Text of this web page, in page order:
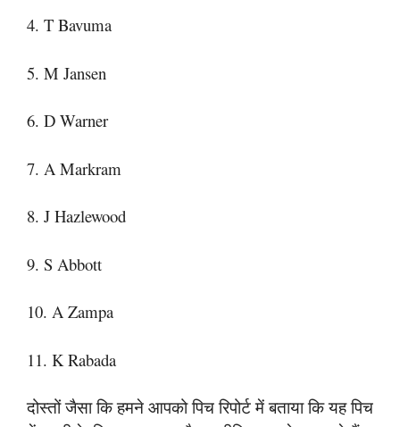
4. T Bavuma
5. M Jansen
6. D Warner
7. A Markram
8. J Hazlewood
9. S Abbott
10. A Zampa
11. K Rabada
दोस्तों जैसा कि हमने आपको पिच रिपोर्ट में बताया कि यह पिच